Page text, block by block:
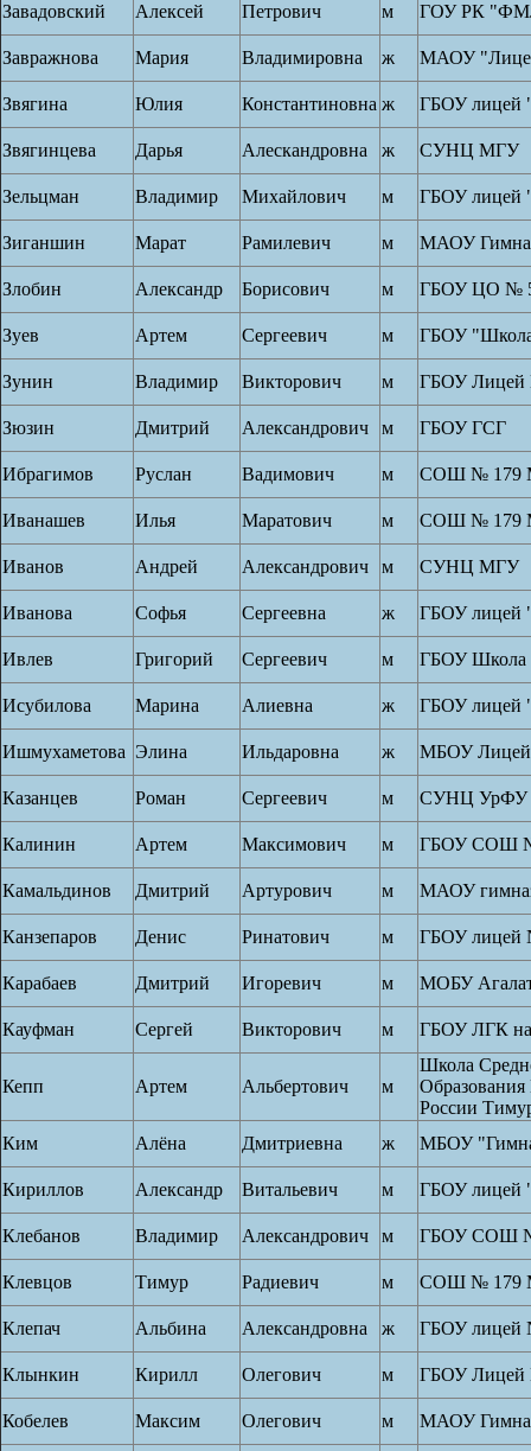
Завадовский
Алексей Петрович м ГОУ РК
Завражнова Мария Владимировна ж МАОУ
Звягина Юлия Константиновна ж ГБОУ лицей
Звягинцева Дарья Алескандровна ж СУНЦ МГУ
Зельцман Владимир Михайлович м ГБОУ лицей
Зиганшин Марат Рамилевич м МАОУ
Злобин Александр Борисович м ГБОУ ЦО №
Зуев Артем Сергеевич м ГБОУ
Зунин Владимир Викторович м ГБОУ Лицей
Зюзин Дмитрий Александрович м ГБОУ ГСГ
Ибрагимов Руслан Вадимович м СОШ № 179
Иванашев Илья Маратович м СОШ № 179
Иванов Андрей Александрович м СУНЦ МГУ
Иванова Софья Сергеевна ж ГБОУ лицей
Ивлев Григорий Сергеевич м ГБОУ Школа
Исубилова Марина Алиевна ж ГБОУ лицей
Ишмухаметова Элина Ильдаровна ж МБОУ
Казанцев Роман Сергеевич м СУНЦ УрФУ
Калинин Артем Максимович м ГБОУ СОШ
Камальдинов Дмитрий Артурович м МАОУ
Канзепаров Денис Ринатович м ГБОУ лицей
Карабаев Дмитрий Игоревич м МОБУ
Кауфман Сергей Викторович м ГБОУ ЛГК
Кепп Артем Альбертович м
Школа
России
Ким
Алёна Дмитриевна ж МБОУ
Кириллов Александр Витальевич м ГБОУ лицей
Клебанов Владимир Александрович м ГБОУ СОШ
Клевцов Тимур Радиевич м СОШ № 179
Клепач Альбина Александровна ж ГБОУ лицей
Клынкин Кирилл Олегович м ГБОУ Лицей
Кобелев Максим Олегович м МАОУ